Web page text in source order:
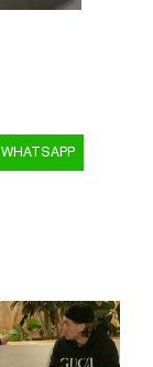
WHATSAPP